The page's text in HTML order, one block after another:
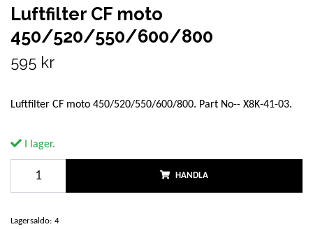
Luftfilter CF moto
450/520/550/600/800
595 kr
Luftfilter CF moto 450/520/550/600/800. Part No-- X8K-41-03.
I lager.
HANDLA
Lagersaldo: 4